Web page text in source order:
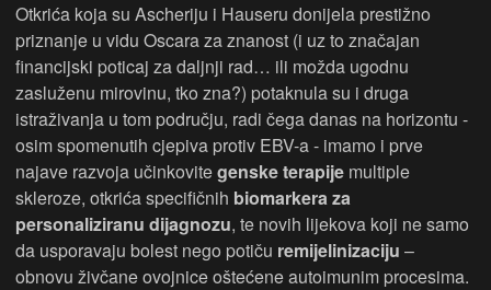
Otkrića koja su Ascheriju i Hauseru donijela prestižno
priznanje u vidu Oscara za znanost (i uz to značajan
financijski poticaj za daljnji rad… ili možda ugodnu
zasluženu mirovinu, tko zna?) potaknula su i druga
istraživanja u tom području, radi čega danas na horizontu -
osim spomenutih cjepiva protiv EBV-a - imamo i prve
najave razvoja učinkovitegenske terapije multiple
skleroze, otkrića specifičnih biomarkera za
personaliziranu dijagnozu, te novih lijekova koji ne samo
da usporavaju bolest nego potiču remijelinizaciju –
obnovu živčane ovojnice oštećene autoimunim procesima.